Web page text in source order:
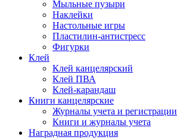
Мыльные пузыри
Наклейки
Настольные игры
Пластилин-антистресс
Фигурки
Клей
Клей канцелярский
Клей ПВА
Клей-карандаш
Книги канцелярские
Журналы учета и регистрации
Книги и журналы учета
Наградная продукция